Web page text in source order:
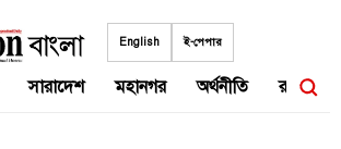
English ই-পেপার
সারাদেশ মহানগর অর্থনীতি রাজনীতি